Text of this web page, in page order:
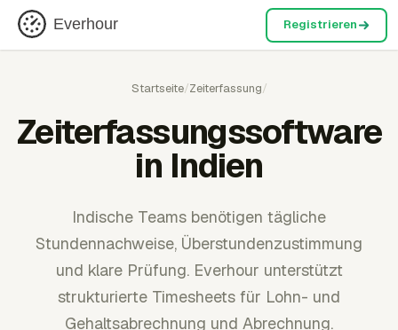
Everhour Registrieren
Startseite/Zeiterfassung/
Zeiterfassungssoftware
in Indien
Indische Teams benötigen tägliche
Stundennachweise, Überstundenzustimmung
und klare Prüfung. Everhour unterstützt
strukturierte Timesheets für Lohn- und
Gehaltsabrechnung und Abrechnung.